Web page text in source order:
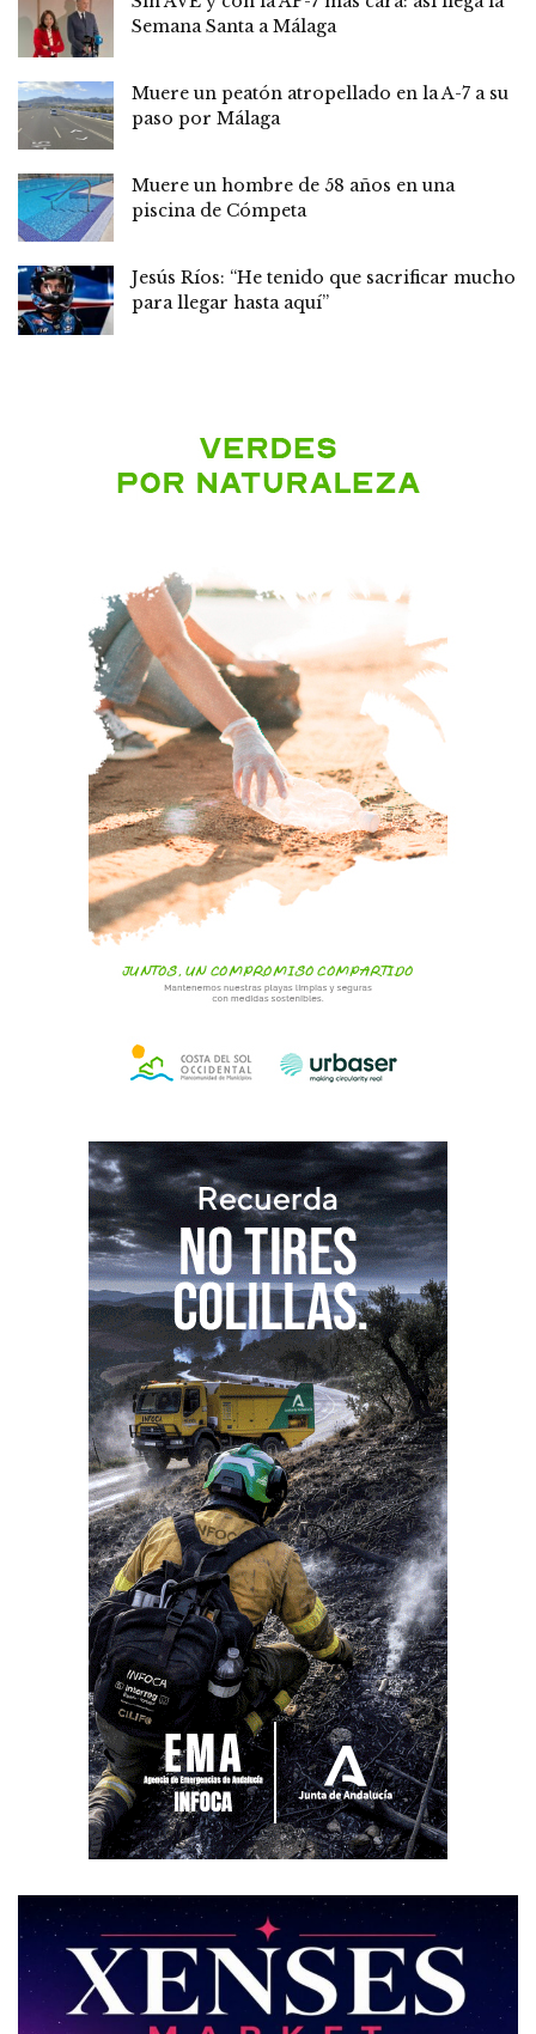
Semana Santa a Málaga
Muere un peatón atropellado en la A-7 a su
paso por Málaga
Muere un hombre de 58 años en una
piscina de Cómpeta
Jesús Ríos: “He tenido que sacrificar mucho
para llegar hasta aquí”